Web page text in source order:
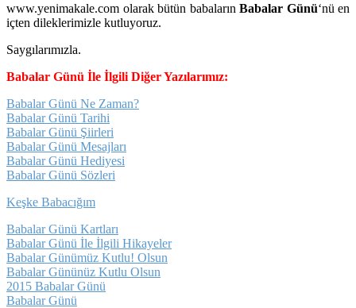
www.yenimakale.com olarak bütün babaların Babalar Günü‘nü en
içten dileklerimizle kutluyoruz.
Saygılarımızla.
Babalar Günü İle İlgili Diğer Yazılarımız:
Babalar Günü Ne Zaman?
Babalar Günü Tarihi
Babalar Günü Şiirleri
Babalar Günü Mesajları
Babalar Günü Hediyesi
Babalar Günü Sözleri
Keşke Babacığım
Babalar Günü Kartları
Babalar Günü İle İlgili Hikayeler
Babalar Günümüz Kutlu! Olsun
Babalar Gününüz Kutlu Olsun
2015 Babalar Günü
Babalar Günü